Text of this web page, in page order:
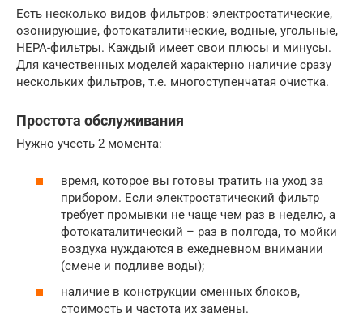
Есть несколько видов фильтров: электростатические,
озонирующие, фотокаталитические, водные, угольные,
HEPA-фильтры. Каждый имеет свои плюсы и минусы.
Для качественных моделей характерно наличие сразу
нескольких фильтров, т.е. многоступенчатая очистка.
Простота обслуживания
Нужно учесть 2 момента:
время, которое вы готовы тратить на уход за
прибором. Если электростатический фильтр
требует промывки не чаще чем раз в неделю, а
фотокаталитический – раз в полгода, то мойки
воздуха нуждаются в ежедневном внимании
(смене и подливе воды);
наличие в конструкции сменных блоков,
стоимость и частота их замены.